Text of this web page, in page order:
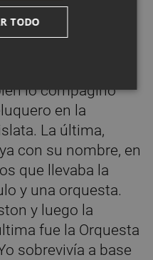
que vivían
del
lo compaginó
en la
La última,
con su nombre, en
que llevaba la
y una orquesta.
y luego la
fue la Orquesta
sobrevivía a base
TODO